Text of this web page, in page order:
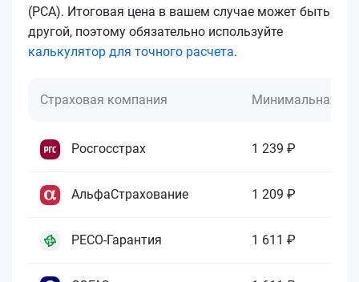
(РСА). Итоговая цена в вашем случае может быть
другой, поэтому обязательно используйте
калькулятор для точного расчета.
Страховая компания Минимальная
Росгосстрах 1 239 ₽
АльфаСтрахование 1 209 ₽
РЕСО-Гарантия 1 611 ₽